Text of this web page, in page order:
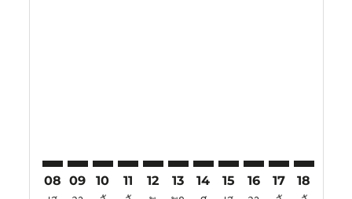
08 09 10 11 12 13 14 15 16 17 18